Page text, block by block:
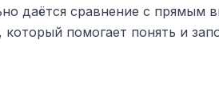
даётся сравнение с
помогает понять и